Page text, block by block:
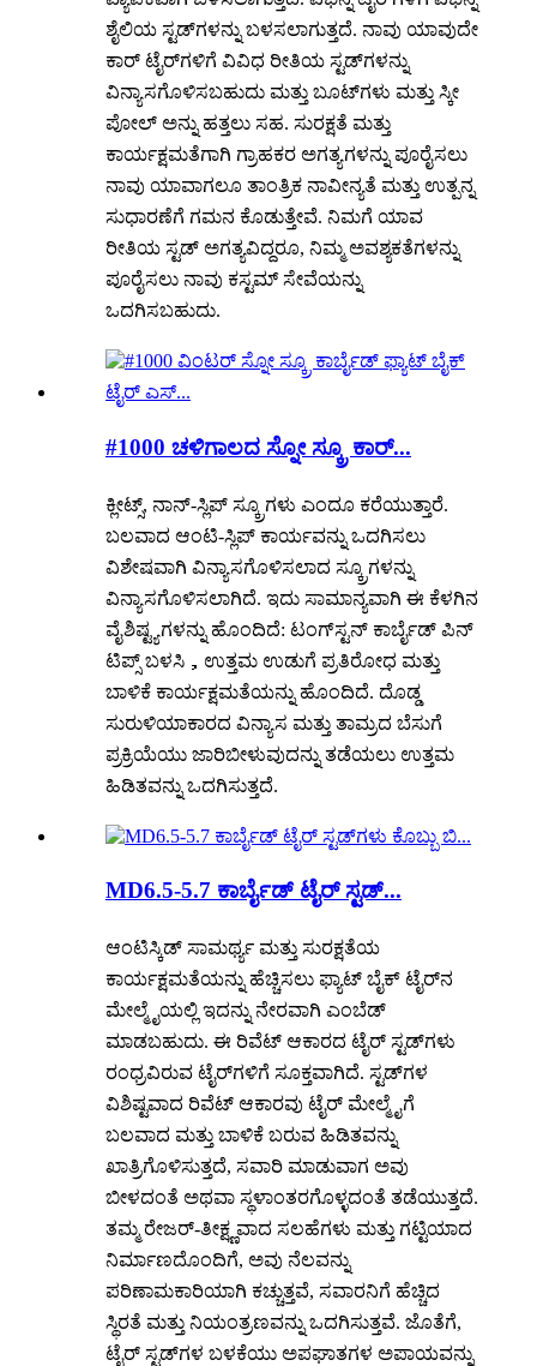
ಶೈಲಿಯ ಸ್ಟಡ್‌ಗಳನ್ನು ಬಳಸಲಾಗುತ್ತದೆ. ನಾವು ಯಾವುದೇ
ಕಾರ್ ಟೈರ್‌ಗಳಿಗೆ ವಿವಿಧ ರೀತಿಯ ಸ್ಟಡ್‌ಗಳನ್ನು
ವಿನ್ಯಾಸಗೊಳಿಸಬಹುದು ಮತ್ತು ಬೂಟ್‌ಗಳು ಮತ್ತು ಸ್ಕೀ
ಪೋಲ್ ಅನ್ನು ಹತ್ತಲು ಸಹ. ಸುರಕ್ಷತೆ ಮತ್ತು
ಕಾರ್ಯಕ್ಷಮತೆಗಾಗಿ ಗ್ರಾಹಕರ ಅಗತ್ಯಗಳನ್ನು ಪೂರೈಸಲು
ನಾವು ಯಾವಾಗಲೂ ತಾಂತ್ರಿಕ ನಾವೀನ್ಯತೆ ಮತ್ತು ಉತ್ಪನ್ನ
ಸುಧಾರಣೆಗೆ ಗಮನ ಕೊಡುತ್ತೇವೆ. ನಿಮಗೆ ಯಾವ
ರೀತಿಯ ಸ್ಟಡ್ ಅಗತ್ಯವಿದ್ದರೂ, ನಿಮ್ಮ ಅವಶ್ಯಕತೆಗಳನ್ನು
ಪೂರೈಸಲು ನಾವು ಕಸ್ಟಮ್ ಸೇವೆಯನ್ನು
ಒದಗಿಸಬಹುದು.
#1000 ಚಳಿಗಾಲದ ಸ್ನೋ ಸ್ಕ್ರೂ ಕಾರ್...
ಕ್ಲೀಟ್ಸ್, ನಾನ್-ಸ್ಲಿಪ್ ಸ್ಕ್ರೂಗಳು ಎಂದೂ ಕರೆಯುತ್ತಾರೆ.
ಬಲವಾದ ಆಂಟಿ-ಸ್ಲಿಪ್ ಕಾರ್ಯವನ್ನು ಒದಗಿಸಲು
ವಿಶೇಷವಾಗಿ ವಿನ್ಯಾಸಗೊಳಿಸಲಾದ ಸ್ಕ್ರೂಗಳನ್ನು
ವಿನ್ಯಾಸಗೊಳಿಸಲಾಗಿದೆ. ಇದು ಸಾಮಾನ್ಯವಾಗಿ ಈ ಕೆಳಗಿನ
ವೈಶಿಷ್ಟ್ಯಗಳನ್ನು ಹೊಂದಿದೆ: ಟಂಗ್‌ಸ್ಟನ್ ಕಾರ್ಬೈಡ್ ಪಿನ್
ಟಿಪ್ಸ್ ಬಳಸಿ，ಉತ್ತಮ ಉಡುಗೆ ಪ್ರತಿರೋಧ ಮತ್ತು
ಬಾಳಿಕೆ ಕಾರ್ಯಕ್ಷಮತೆಯನ್ನು ಹೊಂದಿದೆ. ದೊಡ್ಡ
ಸುರುಳಿಯಾಕಾರದ ವಿನ್ಯಾಸ ಮತ್ತು ತಾಮ್ರದ ಬೆಸುಗೆ
ಪ್ರಕ್ರಿಯೆಯು ಜಾರಿಬೀಳುವುದನ್ನು ತಡೆಯಲು ಉತ್ತಮ
ಹಿಡಿತವನ್ನು ಒದಗಿಸುತ್ತದೆ.
MD6.5-5.7 ಕಾರ್ಬೈಡ್ ಟೈರ್ ಸ್ಟಡ್...
ಆಂಟಿಸ್ಕಿಡ್ ಸಾಮರ್ಥ್ಯ ಮತ್ತು ಸುರಕ್ಷತೆಯ
ಕಾರ್ಯಕ್ಷಮತೆಯನ್ನು ಹೆಚ್ಚಿಸಲು ಫ್ಯಾಟ್ ಬೈಕ್ ಟೈರ್‌ನ
ಮೇಲ್ಮೈಯಲ್ಲಿ ಇದನ್ನು ನೇರವಾಗಿ ಎಂಬೆಡ್
ಮಾಡಬಹುದು. ಈ ರಿವೆಟ್ ಆಕಾರದ ಟೈರ್ ಸ್ಟಡ್‌ಗಳು
ರಂಧ್ರವಿರುವ ಟೈರ್‌ಗಳಿಗೆ ಸೂಕ್ತವಾಗಿದೆ. ಸ್ಟಡ್‌ಗಳ
ವಿಶಿಷ್ಟವಾದ ರಿವೆಟ್ ಆಕಾರವು ಟೈರ್ ಮೇಲ್ಮೈಗೆ
ಬಲವಾದ ಮತ್ತು ಬಾಳಿಕೆ ಬರುವ ಹಿಡಿತವನ್ನು
ಖಾತ್ರಿಗೊಳಿಸುತ್ತದೆ, ಸವಾರಿ ಮಾಡುವಾಗ ಅವು
ಬೀಳದಂತೆ ಅಥವಾ ಸ್ಥಳಾಂತರಗೊಳ್ಳದಂತೆ ತಡೆಯುತ್ತದೆ.
ತಮ್ಮ ರೇಜರ್-ತೀಕ್ಷ್ಣವಾದ ಸಲಹೆಗಳು ಮತ್ತು ಗಟ್ಟಿಯಾದ
ನಿರ್ಮಾಣದೊಂದಿಗೆ, ಅವು ನೆಲವನ್ನು
ಪರಿಣಾಮಕಾರಿಯಾಗಿ ಕಚ್ಚುತ್ತವೆ, ಸವಾರನಿಗೆ ಹೆಚ್ಚಿದ
ಸ್ಥಿರತೆ ಮತ್ತು ನಿಯಂತ್ರಣವನ್ನು ಒದಗಿಸುತ್ತವೆ. ಜೊತೆಗೆ,
ಟೈರ್ ಸ್ಟಡ್‌ಗಳ ಬಳಕೆಯು ಅಪಘಾತಗಳ ಅಪಾಯವನ್ನು